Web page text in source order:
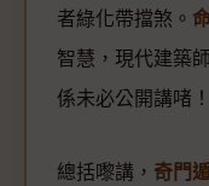
者綠化帶擋煞。
智慧，現代建築
係未必公開講啫！
總括嚟講， 奇門